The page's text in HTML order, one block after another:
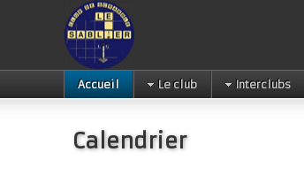
Accueil Le club Interclubs
Calendrier